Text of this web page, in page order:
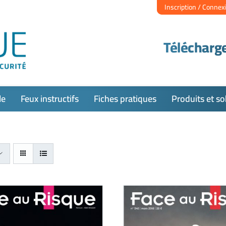
Inscription /
Feux instructifs Fiches pratiques Produits et